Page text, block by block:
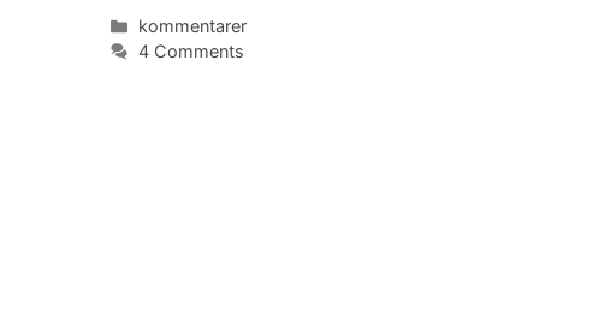
Categories
kommentarer
4 Comments